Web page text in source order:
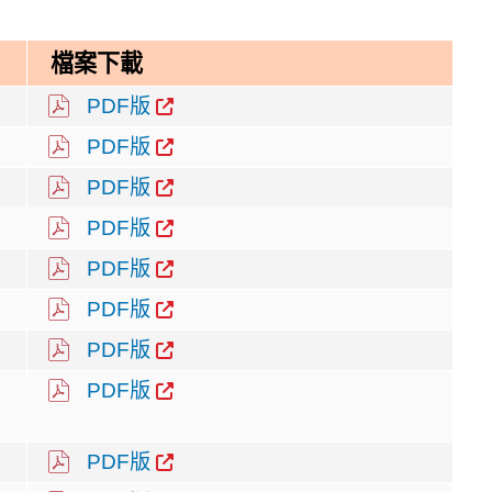
檔案下載
PDF版
PDF版
PDF版
PDF版
PDF版
PDF版
PDF版
PDF版
PDF版